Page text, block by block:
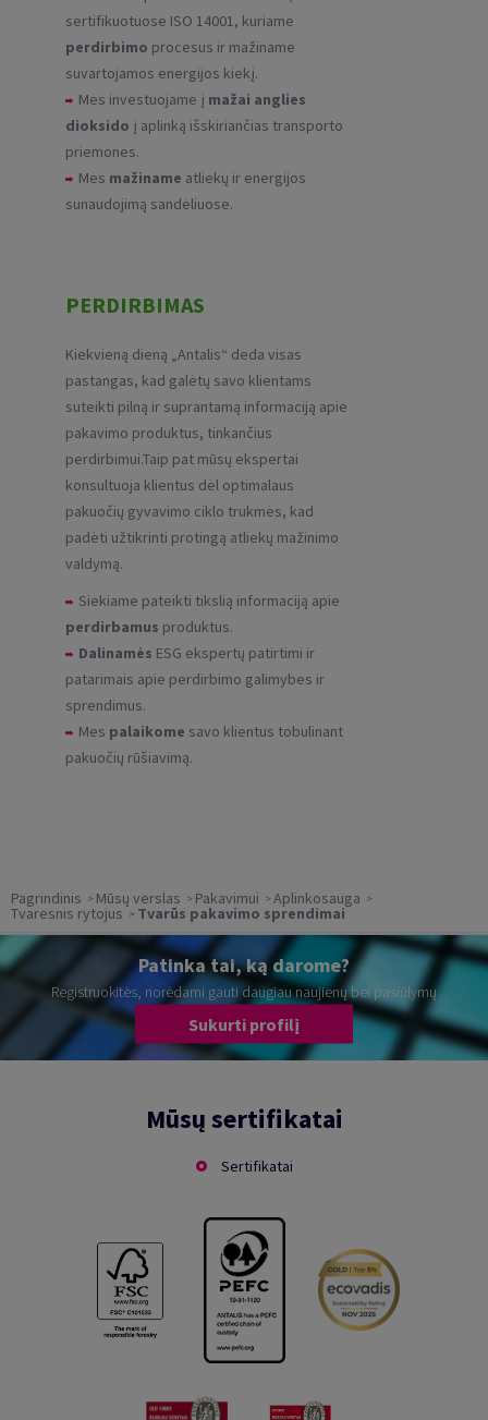
sertifikuotuose ISO 14001, kuriame
perdirbimo procesus ir mažiname
suvartojamos energijos kiekį.
Mes investuojame į mažai anglies
dioksido į aplinką išskiriančias transporto
priemones.
Mes mažiname atliekų ir energijos
sunaudojimą sandėliuose.
PERDIRBIMAS
Kiekvieną dieną „Antalis“ deda visas
pastangas, kad galėtų savo klientams
suteikti pilną ir suprantamą informaciją apie
pakavimo produktus, tinkančius
perdirbimui.Taip pat mūsų ekspertai
konsultuoja klientus dėl optimalaus
pakuočių gyvavimo ciklo trukmės, kad
padėti užtikrinti protingą atliekų mažinimo
valdymą.
Siekiame pateikti tikslią informaciją apie
perdirbamus produktus.
Dalinamės ESG ekspertų patirtimi ir
patarimais apie perdirbimo galimybes ir
sprendimus.
Mes palaikome savo klientus tobulinant
pakuočių rūšiavimą.
Pagrindinis Mūsų verslas Pakavimui Aplinkosauga
Tvaresnis rytojus Tvarūs pakavimo sprendimai
Patinka tai, ką darome?
Registruokitės, norėdami gauti daugiau naujienų bei pasiūlymų
Sukurti profilį
Mūsų sertifikatai
Sertifikatai